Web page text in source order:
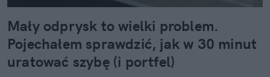
Mały odprysk to wielki problem.
Pojechałem sprawdzić, jak w 30 minut
uratować szybę (i portfel)